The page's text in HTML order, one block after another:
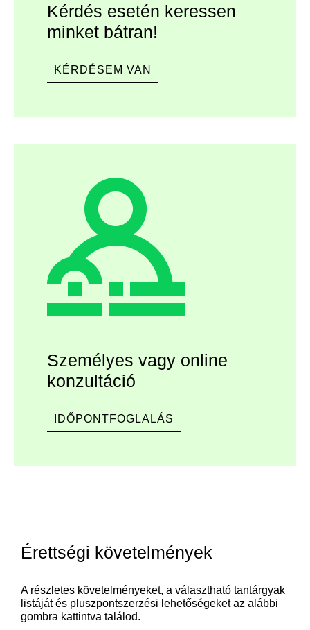
Kérdés esetén keressen
minket bátran!
KÉRDÉSEM VAN
Személyes vagy online
konzultáció
IDŐPONTFOGLALÁS
Érettségi követelmények
A részletes követelményeket, a választható tantárgyak
listáját és pluszpontszerzési lehetőségeket az alábbi
gombra kattintva találod.